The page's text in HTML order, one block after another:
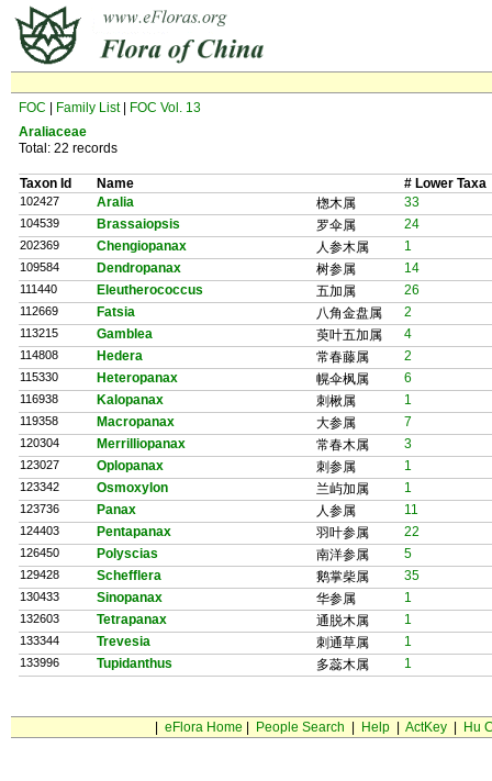
FOC Family List|
FOC Vol. 13
Araliaceae
Total: 22 records
Taxon Id Name # Lower Taxa
102427 Aralia 楤木属 33
104539 Brassaiopsis 罗伞属 24
202369 Chengiopanax 人参木属 1
109584 Dendropanax 树参属 14
111440 Eleutherococcus 五加属 26
112669 Fatsia 八角金盘属 2
113215 Gamblea 萸叶五加属 4
114808 Hedera 常春藤属 2
115330 Heteropanax 幌伞枫属 6
116938 Kalopanax 刺楸属 1
119358 Macropanax 大参属 7
120304 Merrilliopanax 常春木属 3
123027 Oplopanax 刺参属 1
123342 Osmoxylon 兰屿加属 1
123736 Panax 人参属 11
124403 Pentapanax 羽叶参属 22
126450 Polyscias 南洋参属 5
129428 Schefflera 鹅掌柴属 35
130433 Sinopanax 华参属 1
132603 Tetrapanax 通脱木属 1
133344 Trevesia 刺通草属 1
133996 Tupidanthus 多蕊木属 1
eFlora Home People Search Help ActKey Hu